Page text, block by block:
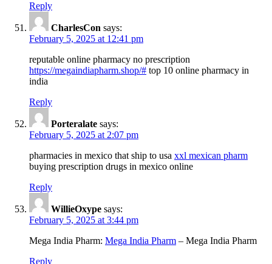
Reply
CharlesCon says:
February 5, 2025 at 12:41 pm
reputable online pharmacy no prescription
https://megaindiapharm.shop/# top 10 online pharmacy in
india
Reply
Porteralate says:
February 5, 2025 at 2:07 pm
pharmacies in mexico that ship to usa xxl mexican pharm
buying prescription drugs in mexico online
Reply
WillieOxype says:
February 5, 2025 at 3:44 pm
Mega India Pharm: Mega India Pharm – Mega India Pharm
Reply